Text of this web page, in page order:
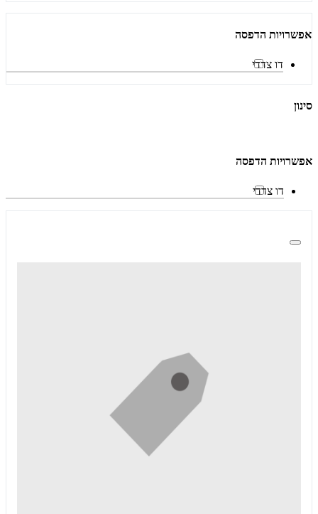
אפשרויות הדפסה
דו צדדי
סינון
אפשרויות הדפסה
דו צדדי